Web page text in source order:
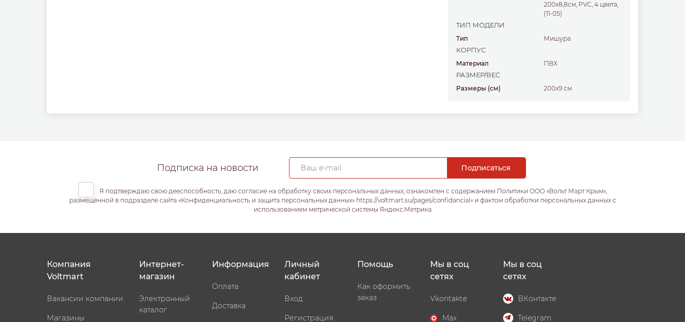
200х8,8см, PVC, 4 цвета,
(11-05)
ТИП МОДЕЛИ
Тип мишура
КОРПУС
Материал ПВХ
РАЗМЕР/ВЕС
Размеры (см) 200х9 см
Подписка на новости
Я подтверждаю свою дееспособность, даю согласие на обработку своих персональных данных, ознакомлен с содержанием Политики ООО «Вольт Март Крым»,
размещённой в подразделе сайта «Конфиденциальность и защита персональных данных» https://voltmart.su/pages/confidancial» и фактом обработки персональных данных с
использованием метрической системы Яндекс.Метрика
Компания
Voltmart
Вакансии компании
Магазины
Интернет-
магазин
Электронный
каталог
Информация
Оплата
Доставка
Личный
кабинет
Вход
Регистрация
Помощь
Как оформить
заказ
Мы в соц
сетях
Vkontakte
Max
Мы в соц
сетях
ВКонтакте
Telegram